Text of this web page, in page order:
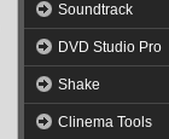
Soundtrack
DVD Studio Pro
Shake
Clinema Tools